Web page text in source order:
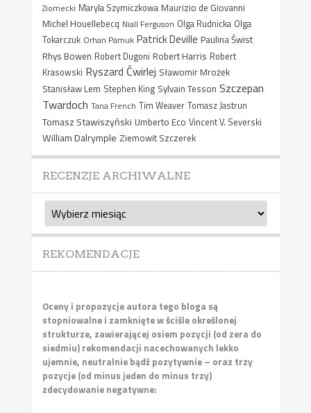
Ziomecki Maryla Szymiczkowa Maurizio de Giovanni
Michel Houellebecq Niall Ferguson Olga Rudnicka Olga
Tokarczuk Orhan Pamuk Patrick Deville Paulina Świst
Rhys Bowen Robert Dugoni Robert Harris Robert
Krasowski Ryszard Ćwirlej Sławomir Mrożek
Stanisław Lem Stephen King Sylvain Tesson Szczepan
Twardoch Tana French Tim Weaver Tomasz Jastrun
Tomasz Stawiszyński Umberto Eco Vincent V. Severski
William Dalrymple Ziemowit Szczerek
RECENZJE ARCHIWALNE
Recenzje
archiwalne
REKOMENDACJE
Oceny i propozycje autora tego bloga są
stopniowalne i zamknięte w ściśle określonej
strukturze, zawierającej osiem pozycji (od zera do
siedmiu) rekomendacji nacechowanych lekko
ujemnie, neutralnie bądź pozytywnie – oraz trzy
pozycje (od minus jeden do minus trzy)
zdecydowanie negatywne: